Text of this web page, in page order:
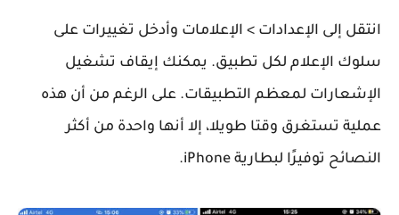
انتقل إلى الإعدادات > الإعلامات وأدخل تغييرات على
سلوك الإعلام لكل تطبيق. يمكنك إيقاف تشغيل
الإشعارات لمعظم التطبيقات. على الرغم من أن هذه
عملية تستغرق وقتا طويلا، إلا أنها واحدة من أكثر
النصائح توفيرًا لبطارية iPhone.